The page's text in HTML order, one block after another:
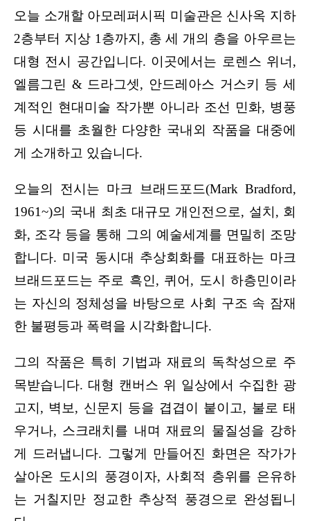
오늘 소개할 아모레퍼시픽 미술관은 신사옥 지하
2층부터 지상 1층까지, 총 세 개의 층을 아우르는
대형 전시 공간입니다. 이곳에서는 로렌스 위너,
엘름그린 & 드라그셋, 안드레아스 거스키 등 세
계적인 현대미술 작가뿐 아니라 조선 민화, 병풍
등 시대를 초월한 다양한 국내외 작품을 대중에
게 소개하고 있습니다.
오늘의 전시는 마크 브래드포드(Mark Bradford,
1961~)의 국내 최초 대규모 개인전으로, 설치, 회
화, 조각 등을 통해 그의 예술세계를 면밀히 조망
합니다. 미국 동시대 추상회화를 대표하는 마크
브래드포드는 주로 흑인, 퀴어, 도시 하층민이라
는 자신의 정체성을 바탕으로 사회 구조 속 잠재
한 불평등과 폭력을 시각화합니다.
그의 작품은 특히 기법과 재료의 독착성으로 주
목받습니다. 대형 캔버스 위 일상에서 수집한 광
고지, 벽보, 신문지 등을 겹겹이 붙이고, 불로 태
우거나, 스크래치를 내며 재료의 물질성을 강하
게 드러냅니다. 그렇게 만들어진 화면은 작가가
살아온 도시의 풍경이자, 사회적 층위를 은유하
는 거칠지만 정교한 추상적 풍경으로 완성됩니